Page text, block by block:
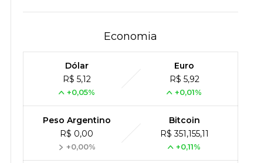
Economia
Dólar
R$ 5,12
+0,05%
Euro
R$ 5,92
+0,01%
Peso Argentino
R$ 0,00
+0,00%
Bitcoin
R$ 351,155,11
+0,11%